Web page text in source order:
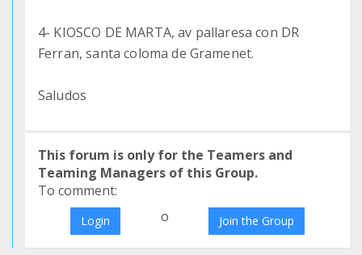
4- KIOSCO DE MARTA, av pallaresa con DR
Ferran, santa coloma de Gramenet.
Saludos
This forum is only for the Teamers and
Teaming Managers of this Group.
To comment:
Login o Join the Group